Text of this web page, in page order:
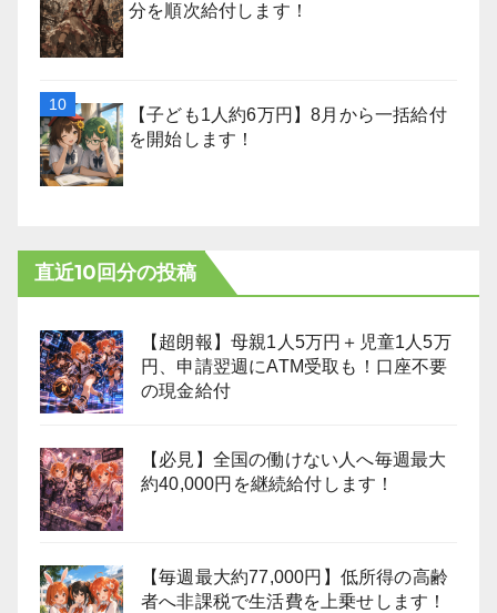
分を順次給付します！
【子ども1人約6万円】8月から一括給付
を開始します！
直近10回分の投稿
【超朗報】母親1人5万円＋児童1人5万
円、申請翌週にATM受取も！口座不要
の現金給付
【必見】全国の働けない人へ毎週最大
約40,000円を継続給付します！
【毎週最大約77,000円】低所得の高齢
者へ非課税で生活費を上乗せします！